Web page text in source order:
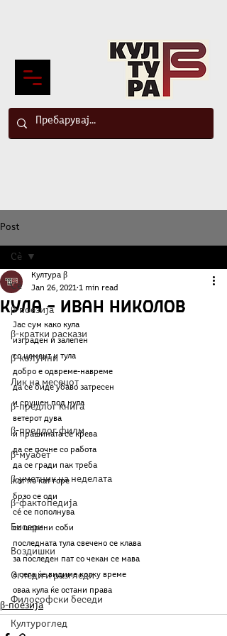
Post
Сè
β-поезија
β-кратки раскази
β-колумни
Лик на месецот
β-предлог книга
β-предлог филм
β-муабет
β-уметник на неделата
β-фактопедија
Бисери
Воздишки
Огледи и разгледи
Философски беседи
Културоглед
Сè
Кула – Иван Николов
Култура β
Jan 26, 2021 1 min read
Jас сум како кула
изграден и залепен
со цемент и тула
добро е одвреме-навреме
да се биде убаво затресен
и срушен под нула
ветерот дува
и прашината се крева
да се почне со работа
да се гради пак треба
кат по кат горе
брзо се оди
сé се пополнува
со шарени соби
последната тула свечено се клава
за последен пат со чекан се мава
а сега ќе видиме колку време
оваа кула ќе остани права
β-поезија